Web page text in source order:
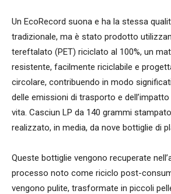
Un EcoRecord suona e ha la stessa
tradizionale, ma è stato prodotto
tereftalato (PET) riciclato al 100%, un
resistente, facilmente riciclabile e
circolare, contribuendo in modo
delle emissioni di trasporto e
vita. Casciun LP da 140 grammi
realizzato, in media, da nove bottiglie di
Queste bottiglie vengono recuperate
processo noto come riciclo post-
vengono pulite, trasformate in piccoli